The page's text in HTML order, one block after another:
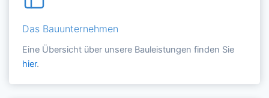
Das Bauunternehmen
Eine Übersicht über unsere Bauleistungen finden Sie
hier.